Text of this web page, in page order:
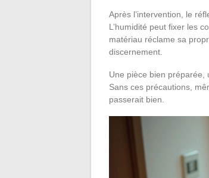
Après l’intervention, le
L’humidité peut fixer les
matériau réclame sa
discernement.
Une pièce bien préparée,
Sans ces précautions,
passerait bien.